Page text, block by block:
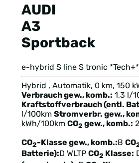
AUDI
A3
Sportback
e-hybrid S line S tronic *Tech+*
Hybrid , Automatik, 0 km, 150
Verbrauch gew., komb.: 1,3 l/
Kraftstoffverbrauch (entl.
l/100km Stromverbr. gew.,
kWh/100km CO2 gew., komb.:
CO2-Klasse gew., komb.:B CO
Batterie):D WLTP CO2 Klasse: